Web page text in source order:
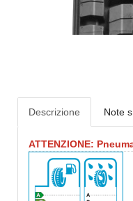
Descrizione Note
ATTENZIONE: